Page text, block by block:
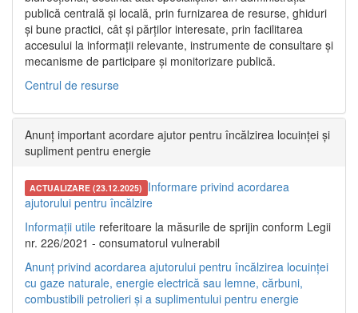
publică centrală și locală, prin furnizarea de resurse, ghiduri
și bune practici, cât și părților interesate, prin facilitarea
accesului la informații relevante, instrumente de consultare și
mecanisme de participare și monitorizare publică.
Centrul de resurse
Anunț important acordare ajutor pentru încălzirea locuinței și
supliment pentru energie
ACTUALIZARE (23.12.2025) Informare privind acordarea
ajutorului pentru încălzire
Informații utile referitoare la măsurile de sprijin conform Legii
nr. 226/2021 - consumatorul vulnerabil
Anunț privind acordarea ajutorului pentru încălzirea locuinței
cu gaze naturale, energie electrică sau lemne, cărbuni,
combustibili petrolieri și a suplimentului pentru energie